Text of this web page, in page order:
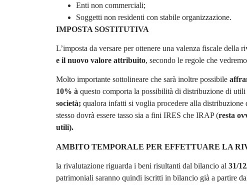
Enti non commerciali;
Soggetti non residenti con stabile organizzazione.
IMPOSTA SOSTITUTIVA
L’imposta da versare per ottenere una valenza fiscale della
e il nuovo valore attribuito, secondo le regole che
Molto importante sottolineare che sarà inoltre possibile
10% à questo comporta la possibilità di distribuzione di
società; qualora infatti si voglia procedere alla
stesso dovrà essere tasso sia a fini IRES che IRAP (resta
utili).
AMBITO TEMPORALE PER EFFETTUARE LA
la rivalutazione riguarda i beni risultanti dal bilancio al 31/
patrimoniali saranno quindi iscritti in bilancio già a partire